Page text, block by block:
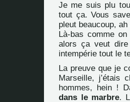
Je me suis plu
tout ça. Vous
pleut beaucoup,
Là-bas comme
alors ça veut dire
intempérie tout le
La preuve que je
Marseille, j’étais
hommes, hein !
dans le marbre.